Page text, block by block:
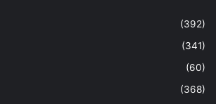
(392)
(341)
(60)
(368)